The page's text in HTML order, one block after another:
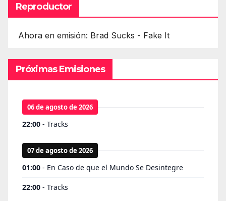
Reproductor
Ahora en emisión: Brad Sucks - Fake It
Próximas Emisiones